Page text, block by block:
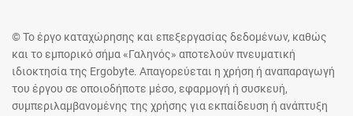
© Το έργο καταχώρησης και επεξεργασίας δεδομένων, καθώς
και το εμπορικό σήμα «Γαληνός» αποτελούν πνευματική
ιδιοκτησία της Ergobyte. Απαγορεύεται η χρήση ή αναπαραγωγή
του έργου σε οποιοδήποτε μέσο, εφαρμογή ή συσκευή,
συμπεριλαμβανομένης της χρήσης για εκπαίδευση ή ανάπτυξη